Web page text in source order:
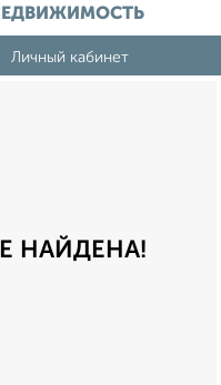
Личный кабинет
НАЙДЕНА!